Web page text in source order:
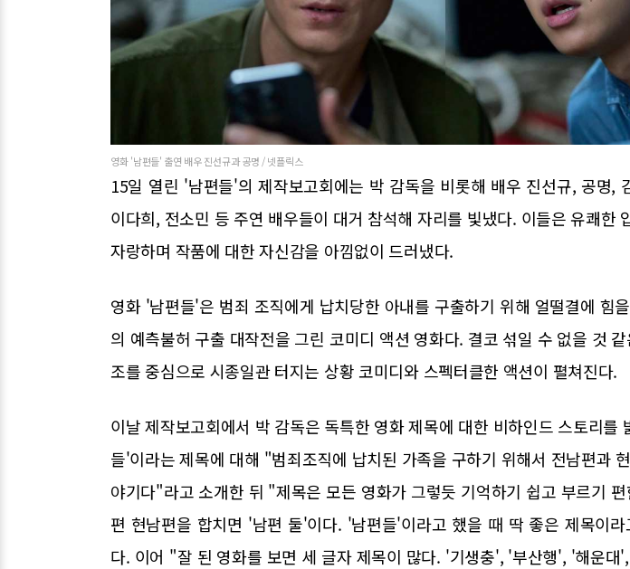
영화 '남편들' 출연 배우 진선규과 공명 / 넷플릭스
15일 열린 '남편들'의 제작보고회에는 박 감독을 비롯해 배우 진선규, 공명,
이다희, 전소민 등 주연 배우들이 대거 참석해 자리를 빛냈다. 이들은 유쾌한
자랑하며 작품에 대한 자신감을 아낌없이 드러냈다.
영화 '남편들'은 범죄 조직에게 납치당한 아내를 구출하기 위해 얼떨결에 힘
의 예측불허 구출 대작전을 그린 코미디 액션 영화다. 결코 섞일 수 없을 것
조를 중심으로 시종일관 터지는 상황 코미디와 스펙터클한 액션이 펼쳐진다.
이날 제작보고회에서 박 감독은 독특한 영화 제목에 대한 비하인드 스토리를
들'이라는 제목에 대해 "범죄조직에 납치된 가족을 구하기 위해서 전남편과
야기다"라고 소개한 뒤 "제목은 모든 영화가 그렇듯 기억하기 쉽고 부르기
편 현남편을 합치면 '남편 둘'이다. '남편들'이라고 했을 때 딱 좋은 제목이
다. 이어 "잘 된 영화를 보면 세 글자 제목이 많다. '기생충', '부산행', '해운